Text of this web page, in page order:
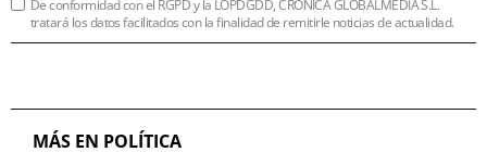
De conformidad con el RGPD y la LOPDGDD, CRÓNICA GLOBALMEDIA S.L.
tratará los datos facilitados con la finalidad de remitirle noticias de actualidad.
MÁS EN POLÍTICA